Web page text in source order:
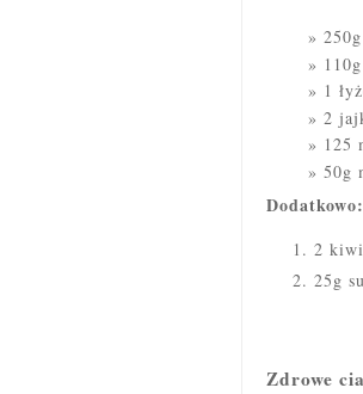
1
2
125
50g
Dodatkowo:
2 kiwi
25g
Zdrowe